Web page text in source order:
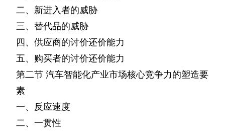
二、新进入者的威胁
三、替代品的威胁
四、供应商的讨价还价能力
五、购买者的讨价还价能力
第二节 汽车智能化产业市场核心竞争力的塑造要
素
一、反应速度
二、一贯性